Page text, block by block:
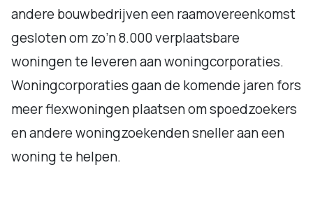
andere bouwbedrijven een raamovereenkomst
gesloten om zo’n 8.000 verplaatsbare
woningen te leveren aan woningcorporaties.
Woningcorporaties gaan de komende jaren fors
meer flexwoningen plaatsen om spoedzoekers
en andere woningzoekenden sneller aan een
woning te helpen.